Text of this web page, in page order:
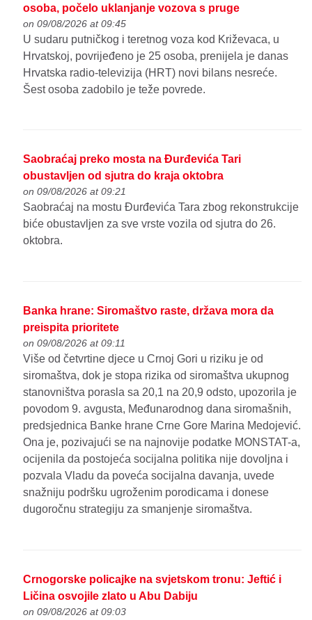
osoba, počelo uklanjanje vozova s pruge
on 09/08/2026 at 09:45
U sudaru putničkog i teretnog voza kod Križevaca, u
Hrvatskoj, povrijeđeno je 25 osoba, prenijela je danas
Hrvatska radio-televizija (HRT) novi bilans nesreće.
Šest osoba zadobilo je teže povrede.
Saobraćaj preko mosta na Đurđevića Tari
obustavljen od sjutra do kraja oktobra
on 09/08/2026 at 09:21
Saobraćaj na mostu Đurđevića Tara zbog rekonstrukcije
biće obustavljen za sve vrste vozila od sjutra do 26.
oktobra.
Banka hrane: Siromaštvo raste, država mora da
preispita prioritete
on 09/08/2026 at 09:11
Više od četvrtine djece u Crnoj Gori u riziku je od
siromaštva, dok je stopa rizika od siromaštva ukupnog
stanovništva porasla sa 20,1 na 20,9 odsto, upozorila je
povodom 9. avgusta, Međunarodnog dana siromašnih,
predsjednica Banke hrane Crne Gore Marina Medojević.
Ona je, pozivajući se na najnovije podatke MONSTAT-a,
ocijenila da postojeća socijalna politika nije dovoljna i
pozvala Vladu da poveća socijalna davanja, uvede
snažniju podršku ugroženim porodicama i donese
dugoročnu strategiju za smanjenje siromaštva.
Crnogorske policajke na svjetskom tronu: Jeftić i
Ličina osvojile zlato u Abu Dabiju
on 09/08/2026 at 09:03